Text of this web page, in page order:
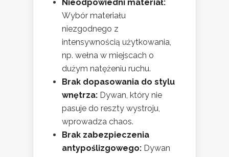
Nieodpowiedni materiał:
Wybór materiału
niezgodnego z
intensywnością użytkowania,
np. wełna w miejscach o
dużym natężeniu ruchu.
Brak dopasowania do stylu
wnętrza: Dywan, który nie
pasuje do reszty wystroju,
wprowadza chaos.
Brak zabezpieczenia
antypoślizgowego: Dywan